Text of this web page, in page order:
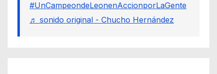
#UnCampeondeLeonenAccionporLaGente
♬ sonido original - Chucho Hernández